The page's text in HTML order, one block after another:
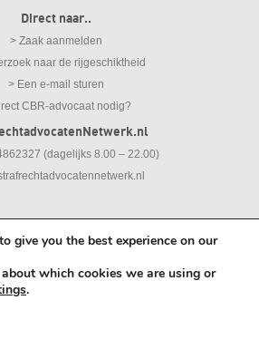
Direct naar..
> Zaak aanmelden
naar de rijgeschiktheid
> Een e-mail sturen
CBR-advocaat nodig?
(dagelijks 8.00 – 22.00)
|Disclaimer|Privacy Statement
en vrijblijvend uw zaak aan.
give you the best experience on our
which cookies we are using or
.